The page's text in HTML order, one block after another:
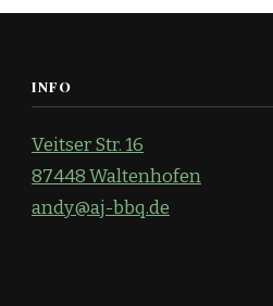
INFO
Veitser Str. 16
87448 Waltenhofen
andy@aj-bbq.de